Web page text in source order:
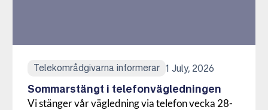
Telekområdgivarna informerar 1 July, 2026
Sommarstängt i telefonvägledningen
Vi stänger vår vägledning via telefon vecka 28-